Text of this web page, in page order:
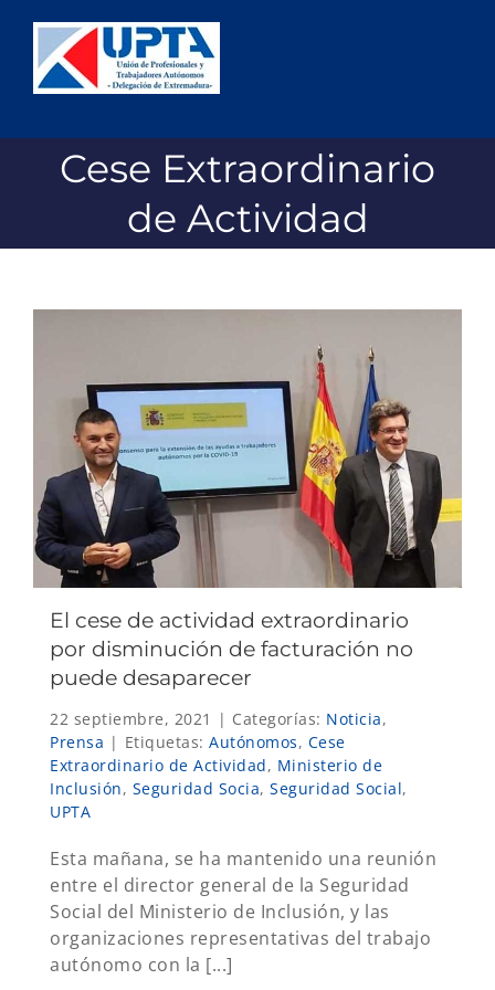
contenido
Cese Extraordinario
de Actividad
El cese de actividad extraordinario
por disminución de facturación no
puede desaparecer
22 septiembre, 2021 | Categorías: Noticia,
Prensa | Etiquetas: Autónomos, Cese
Extraordinario de Actividad, Ministerio de
Inclusión, Seguridad Socia, Seguridad Social,
UPTA
Esta mañana, se ha mantenido una reunión
entre el director general de la Seguridad
Social del Ministerio de Inclusión, y las
organizaciones representativas del trabajo
autónomo con la [...]